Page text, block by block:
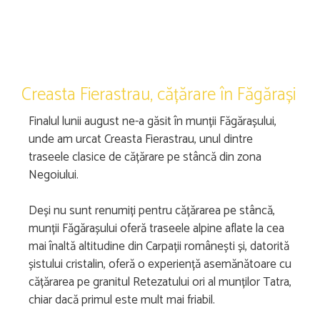
Creasta Fierastrau, cățărare în Făgărași
Finalul lunii august ne-a găsit în munții Făgărașului,
unde am urcat Creasta Fierastrau, unul dintre
traseele clasice de cățărare pe stâncă din zona
Negoiului.
Deși nu sunt renumiți pentru cățărarea pe stâncă,
munții Făgărașului oferă traseele alpine aflate la cea
mai înaltă altitudine din Carpații românești și, datorită
șistului cristalin, oferă o experiență asemănătoare cu
cățărarea pe granitul Retezatului ori al munților Tatra,
chiar dacă primul este mult mai friabil.